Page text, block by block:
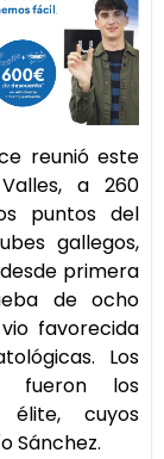
reunió este
a 260
puntos del
gallegos,
primera
de ocho
favorecida
Los
fueron los
cuyos
Sánchez.